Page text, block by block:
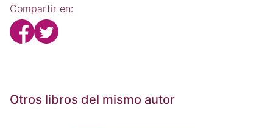
Compartir en:
Otros libros del mismo autor